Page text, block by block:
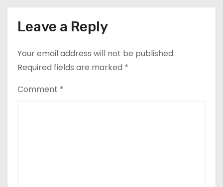
Leave a Reply
Your email address will not be published.
Required fields are marked *
Comment *